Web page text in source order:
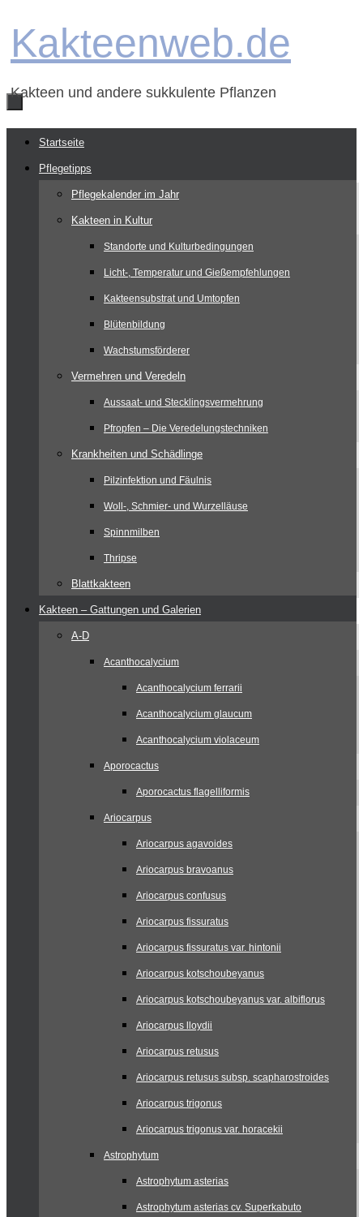
Inhalt
Kakteenweb.de
Kakteen und andere sukkulente Pflanzen
Zum
Inhalt
springen
Startseite
Pflegetipps
Pflegekalender im Jahr
Kakteen in Kultur
Standorte und Kulturbedingungen
Licht-, Temperatur und Gießempfehlungen
Kakteensubstrat und Umtopfen
Blütenbildung
Wachstumsförderer
Vermehren und Veredeln
Aussaat- und Stecklingsvermehrung
Pfropfen – Die Veredelungstechniken
Krankheiten und Schädlinge
Pilzinfektion und Fäulnis
Woll-, Schmier- und Wurzelläuse
Spinnmilben
Thripse
Blattkakteen
Kakteen – Gattungen und Galerien
A-D
Acanthocalycium
Acanthocalycium ferrarii
Acanthocalycium glaucum
Acanthocalycium violaceum
Aporocactus
Aporocactus flagelliformis
Ariocarpus
Ariocarpus agavoides
Ariocarpus bravoanus
Ariocarpus confusus
Ariocarpus fissuratus
Ariocarpus fissuratus var. hintonii
Ariocarpus kotschoubeyanus
Ariocarpus kotschoubeyanus var. albiflorus
Ariocarpus lloydii
Ariocarpus retusus
Ariocarpus retusus subsp. scapharostroides
Ariocarpus trigonus
Ariocarpus trigonus var. horacekii
Astrophytum
Astrophytum asterias
Astrophytum asterias cv. Superkabuto